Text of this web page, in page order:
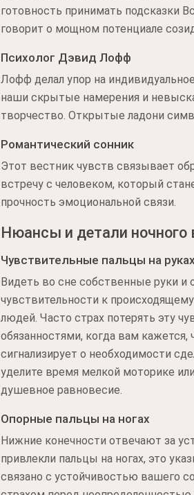
готовность принимать подсказки
говорит о мощном потенциале
Психолог Дэвид Лофф
Лофф делал упор на
наши скрытые намерения и
творчество. Открытые ладони
Романтический сонник
Этот вестник чувств связывает
встречу с человеком, который
прочность эмоциональной связи.
Нюансы и детали ночного
Чувствительные пальцы на руках
Видеть во сне собственные руки
чувствительности к
людей. Часто страх потерять эту
обязанностями, когда вам
сигнализирует о необходимости
уделите время мелкой моторике
душевное равновесие.
Опорные пальцы на ногах
Нижние конечности отвечают за
привлекли пальцы на ногах, это
связано с устойчивостью вашего